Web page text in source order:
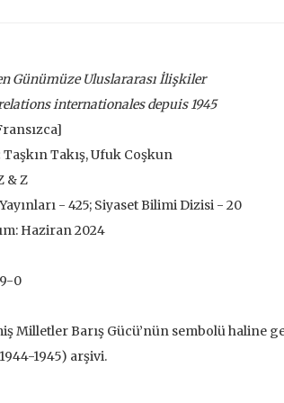
24 Saatte Kargoda
SEPETE EKLE
Günümüze Uluslararası İlişkiler
internationales depuis 1945
Taşkın Takış, Ufuk Coşkun
& Z
- 425; Siyaset Bilimi Dizisi - 20
Haziran 2024
0
Milletler Barış Gücü’nün sembolü haline
1945) arşivi.